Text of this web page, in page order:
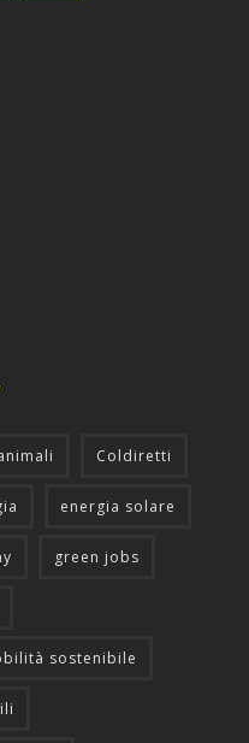
Coldiretti
energia solare
green jobs
sostenibile